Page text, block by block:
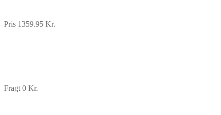
Pris 1359.95 Kr.
Fragt 0 Kr.